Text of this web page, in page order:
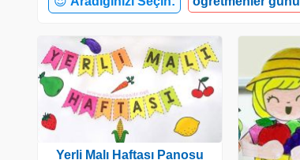
Yerli Malı Haftası Panosu